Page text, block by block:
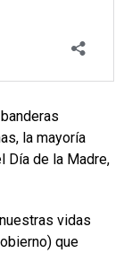
la mayoría
Día de la Madre,
vidas
que